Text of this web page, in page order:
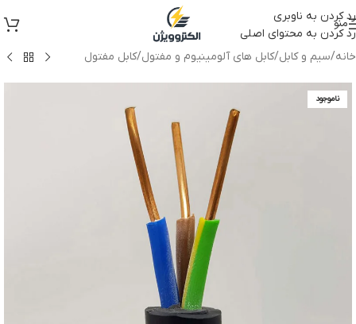
رد کردن به ناوبری
رد کردن به محتوای اصلی
منو
خانه/سیم و کابل/کابل های آلومینیوم و مفتول/کابل مفتول
ناموجود